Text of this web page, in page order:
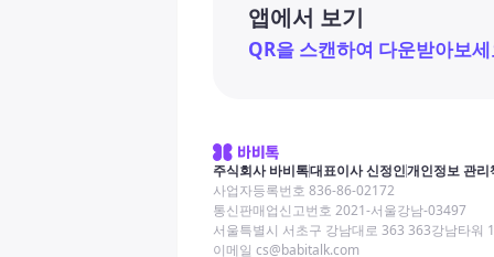
앱에서 보기
QR을 스캔하여 다운받아보세
주식회사 바비톡대표이사 신정인개인정보 관리
사업자등록번호 836-86-02172
통신판매업신고번호 2021-서울강남-03497
서울특별시 서초구 강남대로 363 363강남타워
이메일 cs@babitalk.com